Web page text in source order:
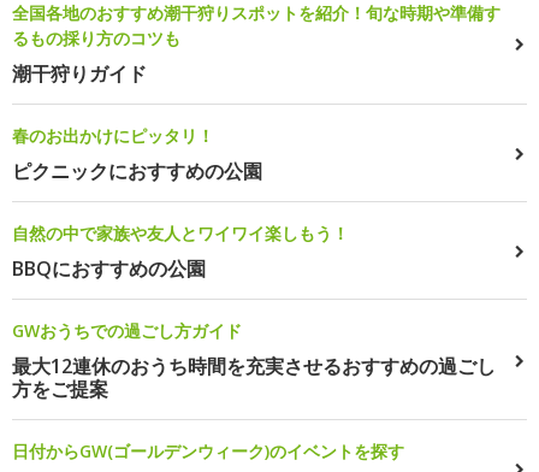
全国各地のおすすめ潮干狩りスポットを紹介！旬な時期や準備す
るもの採り方のコツも
潮干狩りガイド
春のお出かけにピッタリ！
ピクニックにおすすめの公園
自然の中で家族や友人とワイワイ楽しもう！
BBQにおすすめの公園
GWおうちでの過ごし方ガイド
最大12連休のおうち時間を充実させるおすすめの過ごし
方をご提案
日付からGW(ゴールデンウィーク)のイベントを探す